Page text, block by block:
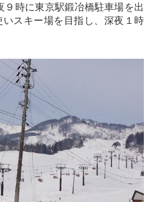
時に東京駅鍛冶橋駐車場を出
スキー場を目指し、深夜１時